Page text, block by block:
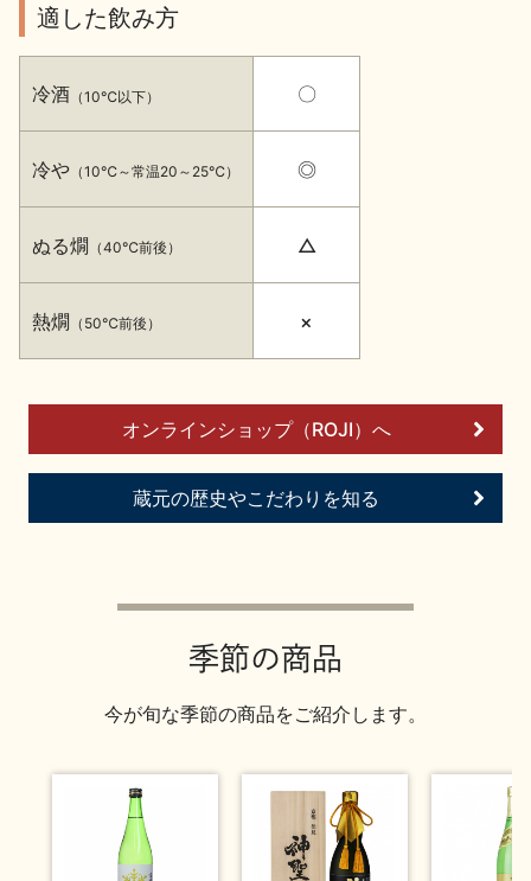
季節の商品 イベント情報
地酒蔵元会WEB展示会 地酒蔵元会利酒会
お問い合わせ
適した飲み方
冷酒 （10℃以下）
冷や （10℃～常温20～25℃）
ぬる燗 （40℃前後）
熱燗 （50℃前後）
〇
◎
△
×
オンラインショップ（ROJI）へ
蔵元の歴史やこだわりを知る
季節の商品
今が旬な季節の商品をご紹介します。